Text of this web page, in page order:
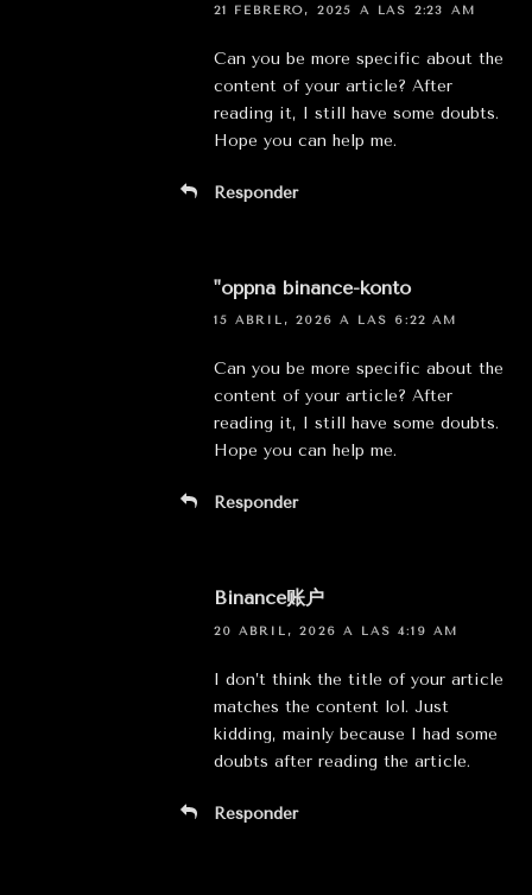
21 FEBRERO, 2025 A LAS 2:23 AM
Can you be more specific about the
content of your article? After
reading it, I still have some doubts.
Hope you can help me.
Responder
"oppna binance-konto
15 ABRIL, 2026 A LAS 6:22 AM
Can you be more specific about the
content of your article? After
reading it, I still have some doubts.
Hope you can help me.
Responder
Binance账户
20 ABRIL, 2026 A LAS 4:19 AM
I don’t think the title of your article
matches the content lol. Just
kidding, mainly because I had some
doubts after reading the article.
Responder